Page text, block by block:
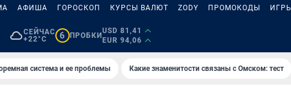
АФИША ГОРОСКОП КУРСЫ ВАЛЮТ ZODY ПРОМОКОДЫ ИГРЫ
СЕЙЧАС
+22°C
6 ПРОБКИ
USD 81,41
EUR 94,06
система и ее проблемы Какие знаменитости связаны с Омском: тест